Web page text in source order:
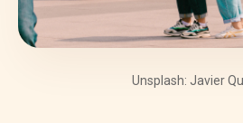
Unsplash: Javier